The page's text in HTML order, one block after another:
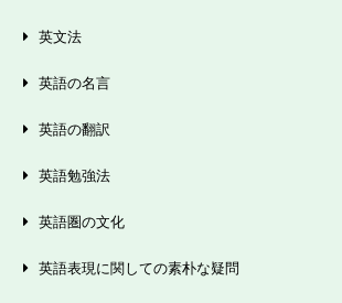
英文法
英語の名言
英語の翻訳
英語勉強法
英語圏の文化
英語表現に関しての素朴な疑問